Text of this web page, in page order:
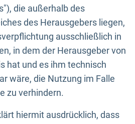
die außerhalb des
des Herausgebers liegen,
ausschließlich in
in dem der Herausgeber von
hat und es ihm technisch
wäre, die Nutzung im Falle
zu verhindern.
hiermit ausdrücklich, dass